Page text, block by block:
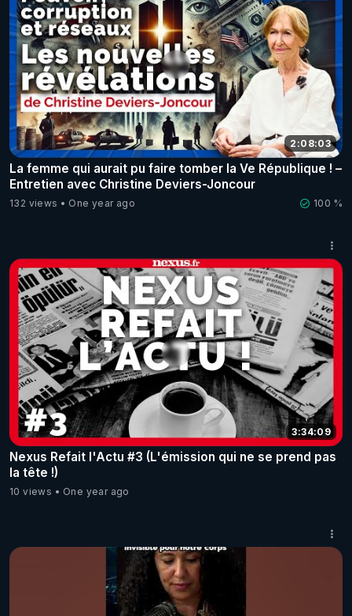
2:08:03
La femme qui aurait pu faire tomber la Ve République ! –
Entretien avec Christine Deviers-Joncour
132 views One year ago 100 %
3:34:09
Nexus Refait l'Actu #3 (L'émission qui ne se prend pas
la tête !)
10 views One year ago